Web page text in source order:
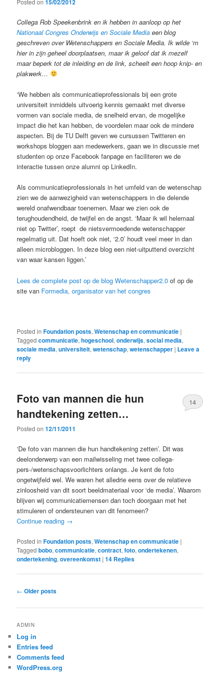
Posted on15/02/2012
Collega Rob Speekenbrink en ik hebben in aanloop op het
Nationaal Congres Onderwijs en Sociale Media een blog
geschreven over Wetenschappers en Sociale Media. Ik wilde ‘m
hier in zijn geheel doorplaatsen, maar ik geloof dat ik mezelf
maar beperk tot de inleiding en de link, scheelt een hoop knip- en
plakwerk…
‘We hebben als communicatieprofessionals bij een grote
universiteit inmiddels uitvoerig kennis gemaakt met diverse
vormen van sociale media, de snelheid ervan, de mogelijke
impact die het kan hebben, de voordelen maar ook de mindere
aspecten. Bij de TU Delft geven we cursussen Twitteren en
workshops bloggen aan medewerkers, gaan we in discussie met
studenten op onze Facebook fanpage en faciliteren we de
interactie tussen onze alumni op LinkedIn.
Als communicatieprofessionals in het umfeld van de wetenschap
zien we de aanwezigheid van wetenschappers in die delende
wereld onafwendbaar toenemen. Maar we zien ook de
terughoudendheid, de twijfel en de angst. ‘Maar ik wil helemaal
niet op Twitter’, roept de nietsvermoedende wetenschapper
regelmatig uit. Dat hoeft ook niet, ‘2.0’ houdt veel meer in dan
alleen microbloggen. In deze blog een niet-uitputtend overzicht
van waar kansen liggen.’
Lees de complete post op de blog Wetenschapper2.0 of op de
site van Formedia, organisator van het congres
Posted in Foundation posts,Wetenschap en communicatie |
Tagged communicatie,hogeschool,onderwijs,social media,
sociale media,universiteit,wetenschap,wetenschapper | Leave a
reply
Foto van mannen die hun
handtekening zetten…
Posted on12/11/2011
14
‘De foto van mannen die hun handtekening zetten’. Dit was
deelonderwerp van een mailwisseling met twee collega-
pers-/wetenschapsvoorlichters onlangs. Je kent de foto
ongetwijfeld wel. We waren het alledrie eens over de relatieve
zinloosheid van dit soort beeldmateriaal voor ‘de media’. Waarom
blijven wij communicatiemensen dan toch doorgaan met het
stimuleren of ondersteunen van dit fenomeen?
Continue reading →
Posted in Foundation posts,Wetenschap en communicatie |
Tagged bobo,communicatie,contract,foto,ondertekenen,
ondertekening,overeenkomst |14 Replies
Post
← Older posts
ADMIN
Log in
Entries feed
Comments feed
WordPress.org